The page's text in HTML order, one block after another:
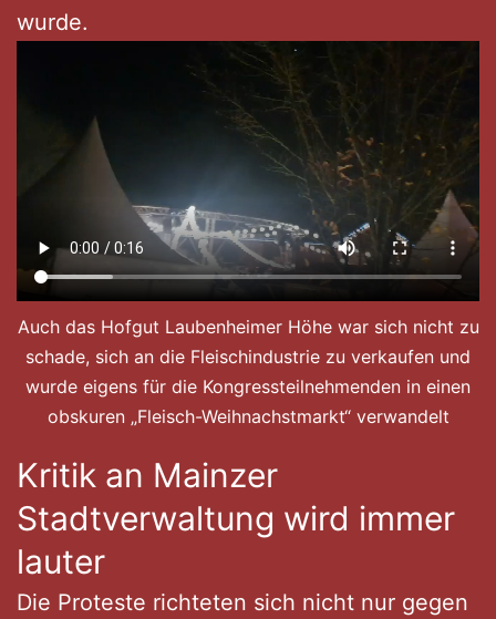
wurde.
Auch das Hofgut Laubenheimer Höhe war sich nicht zu
schade, sich an die Fleischindustrie zu verkaufen und
wurde eigens für die Kongressteilnehmenden in einen
obskuren „Fleisch-Weihnachstmarkt“ verwandelt
Kritik an Mainzer
Stadtverwaltung wird immer
lauter
Die Proteste richteten sich nicht nur gegen